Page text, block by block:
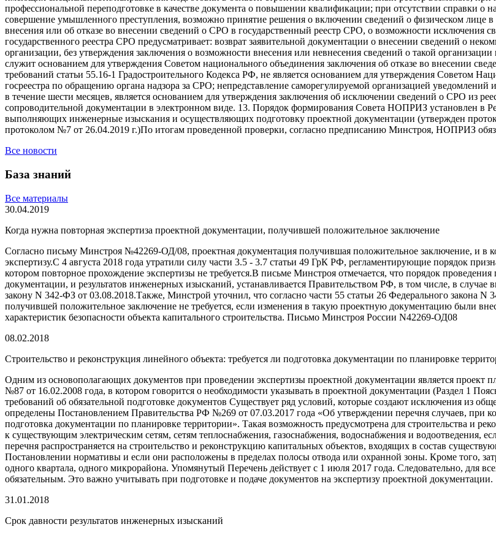
профессиональной переподготовке в качестве документа о повышении квалификации; при отсутствии справки о
совершение умышленного преступления, возможно принятие решения о включении сведений о физическом лице
внесения или об отказе во внесении сведений о СРО в государственный реестр СРО, о возможности исключения
государственного реестра СРО предусматривает: возврат заявительной документации о внесении сведений о
организации, без утверждения заключения о возможности внесения или невнесения сведений о такой
служит основанием для утверждения Советом национального объединения заключения об отказе во внесении
требований статьи 55.16-1 Градостроительного Кодекса РФ, не является основанием для утверждения Советом
госреестра по обращению органа надзора за СРО; непредставление саморегулируемой организацией
в течение шести месяцев, является основанием для утверждения заключения об исключении сведений о СРО из
сопроводительной документации в электронном виде. 13. Порядок формирования Совета НОПРИЗ установлен в
выполняющих инженерные изыскания и осуществляющих подготовку проектной документации (утвержден
протоколом №7 от 26.04.2019 г.)По итогам проведенной проверки, согласно предписанию Минстроя, НОПРИЗ
Все новости
База знаний
Все материалы
30.04.2019
Когда нужна повторная экспертиза проектной документации, получившей положительное заключение
Согласно письму Минстроя №42269-ОД/08, проектная документация получившая положительное заключение, и
экспертизу.С 4 августа 2018 года утратили силу части 3.5 - 3.7 статьи 49 ГрК РФ, регламентирующие порядок
котором повторное прохождение экспертизы не требуется.В письме Минстроя отмечается, что порядок
документации, и результатов инженерных изысканий, устанавливается Правительством РФ, в том числе, в
закону N 342-ФЗ от 03.08.2018.Также, Минстрой уточнил, что согласно части 55 статьи 26 Федерального закона
получившей положительное заключение не требуется, если изменения в такую проектную документацию были
характеристик безопасности объекта капитального строительства. Письмо Минстроя России N42269-ОД08
08.02.2018
Строительство и реконструкция линейного объекта: требуется ли подготовка документации по планировке
Одним из основополагающих документов при проведении экспертизы проектной документации является проект
№87 от 16.02.2008 года, в котором говорится о необходимости указывать в проектной документации (Раздел 1
требований об обязательной подготовке документов Существует ряд условий, которые создают исключения из
определены Постановлением Правительства РФ №269 от 07.03.2017 года «Об утверждении перечня случаев, при
подготовка документации по планировке территории». Такая возможность предусмотрена для строительства и
к существующим электрическим сетям, сетям теплоснабжения, газоснабжения, водоснабжения и водоотведения,
перечня распространяется на строительство и реконструкцию капитальных объектов, входящих в состав
Постановлении нормативы и если они расположены в пределах полосы отвода или охранной зоны. Кроме того,
одного квартала, одного микрорайона. Упомянутый Перечень действует с 1 июля 2017 года. Следовательно, для
обязательным. Это важно учитывать при подготовке и подаче документов на экспертизу проектной документации.
31.01.2018
Срок давности результатов инженерных изысканий